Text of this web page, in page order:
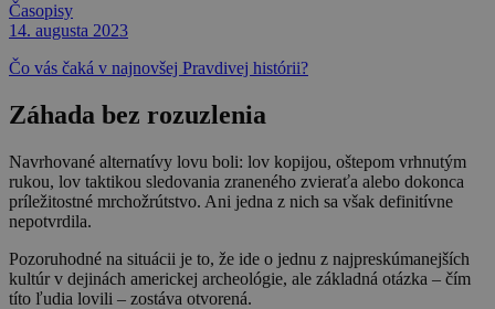
Časopisy
14. augusta 2023
Čo vás čaká v najnovšej Pravdivej histórii?
Záhada bez rozuzlenia
Navrhované alternatívy lovu boli: lov kopijou, oštepom vrhnutým
rukou, lov taktikou sledovania zraneného zvieraťa alebo dokonca
príležitostné mrchožrútstvo. Ani jedna z nich sa však definitívne
nepotvrdila.
Pozoruhodné na situácii je to, že ide o jednu z najpreskúmanejších
kultúr v dejinách americkej archeológie, ale základná otázka – čím
títo ľudia lovili – zostáva otvorená.